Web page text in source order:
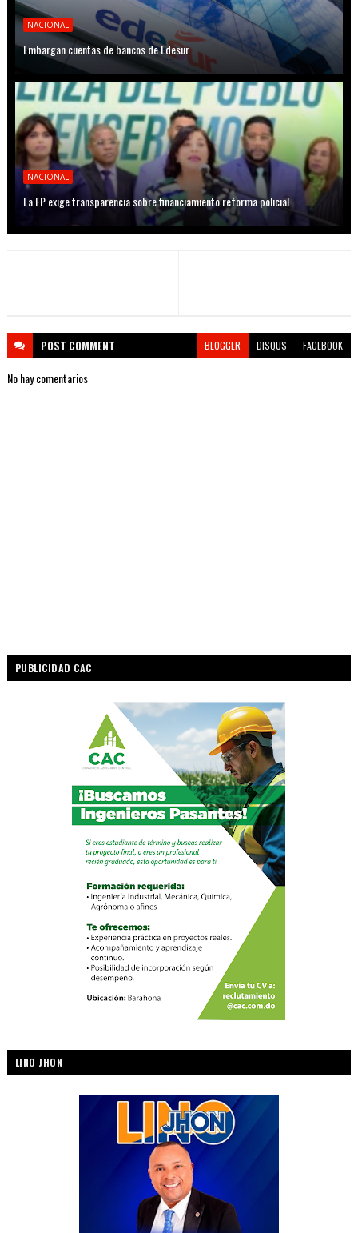
NACIONAL
Embargan cuentas de bancos de Edesur
NACIONAL
La FP exige transparencia sobre financiamiento reforma policial
POST COMMENT BLOGGER DISQUS FACEBOOK
No hay comentarios
PUBLICIDAD CAC
LINO JHON